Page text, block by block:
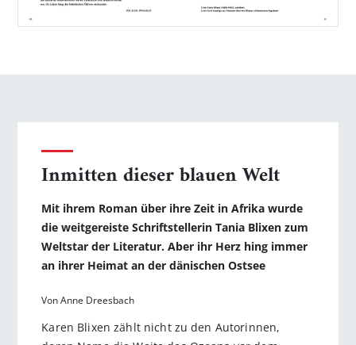
Inmitten dieser blauen Welt
Mit ihrem Roman über ihre Zeit in Afrika wurde
die weitgereiste Schriftstellerin Tania Blixen zum
Weltstar der Literatur. Aber ihr Herz hing immer
an ihrer Heimat an der dänischen Ostsee
Von Anne Dreesbach
Karen Blixen zählt nicht zu den Autorinnen,